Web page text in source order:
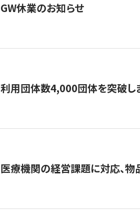
GW休業のお知らせ
利用団体数4,000団体を突破し
医療機関の経営課題に対応、物